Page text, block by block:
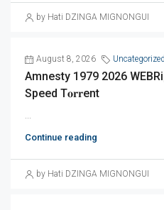
by Hati DZINGA MIGNONGUI
August 8, 2026 Uncategorized
Amnesty 1979 2026
Speed T𝐨𝐫𝐫ent
...
Continue reading
by Hati DZINGA MIGNONGUI